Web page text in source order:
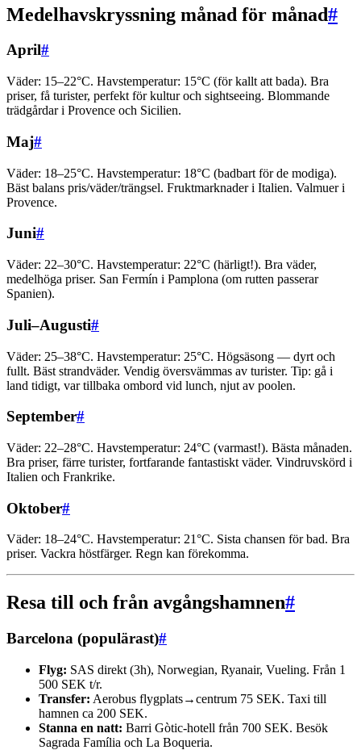
Medelhavskryssning månad för månad#
April#
Väder: 15–22°C. Havstemperatur: 15°C (för kallt att bada). Bra
priser, få turister, perfekt för kultur och sightseeing. Blommande
trädgårdar i Provence och Sicilien.
Maj#
Väder: 18–25°C. Havstemperatur: 18°C (badbart för de modiga).
Bäst balans pris/väder/trängsel. Fruktmarknader i Italien. Valmuer i
Provence.
Juni#
Väder: 22–30°C. Havstemperatur: 22°C (härligt!). Bra väder,
medelhöga priser. San Fermín i Pamplona (om rutten passerar
Spanien).
Juli–Augusti#
Väder: 25–38°C. Havstemperatur: 25°C. Högsäsong — dyrt och
fullt. Bäst strandväder. Vendig översvämmas av turister. Tip: gå i
land tidigt, var tillbaka ombord vid lunch, njut av poolen.
September#
Väder: 22–28°C. Havstemperatur: 24°C (varmast!). Bästa månaden.
Bra priser, färre turister, fortfarande fantastiskt väder. Vindruvskörd i
Italien och Frankrike.
Oktober#
Väder: 18–24°C. Havstemperatur: 21°C. Sista chansen för bad. Bra
priser. Vackra höstfärger. Regn kan förekomma.
Resa till och från avgångshamnen#
Barcelona (populärast)#
Flyg: SAS direkt (3h), Norwegian, Ryanair, Vueling. Från 1
500 SEK t/r.
Transfer: Aerobus flygplats→centrum 75 SEK. Taxi till
hamnen ca 200 SEK.
Stanna en natt: Barri Gòtic-hotell från 700 SEK. Besök
Sagrada Família och La Boqueria.